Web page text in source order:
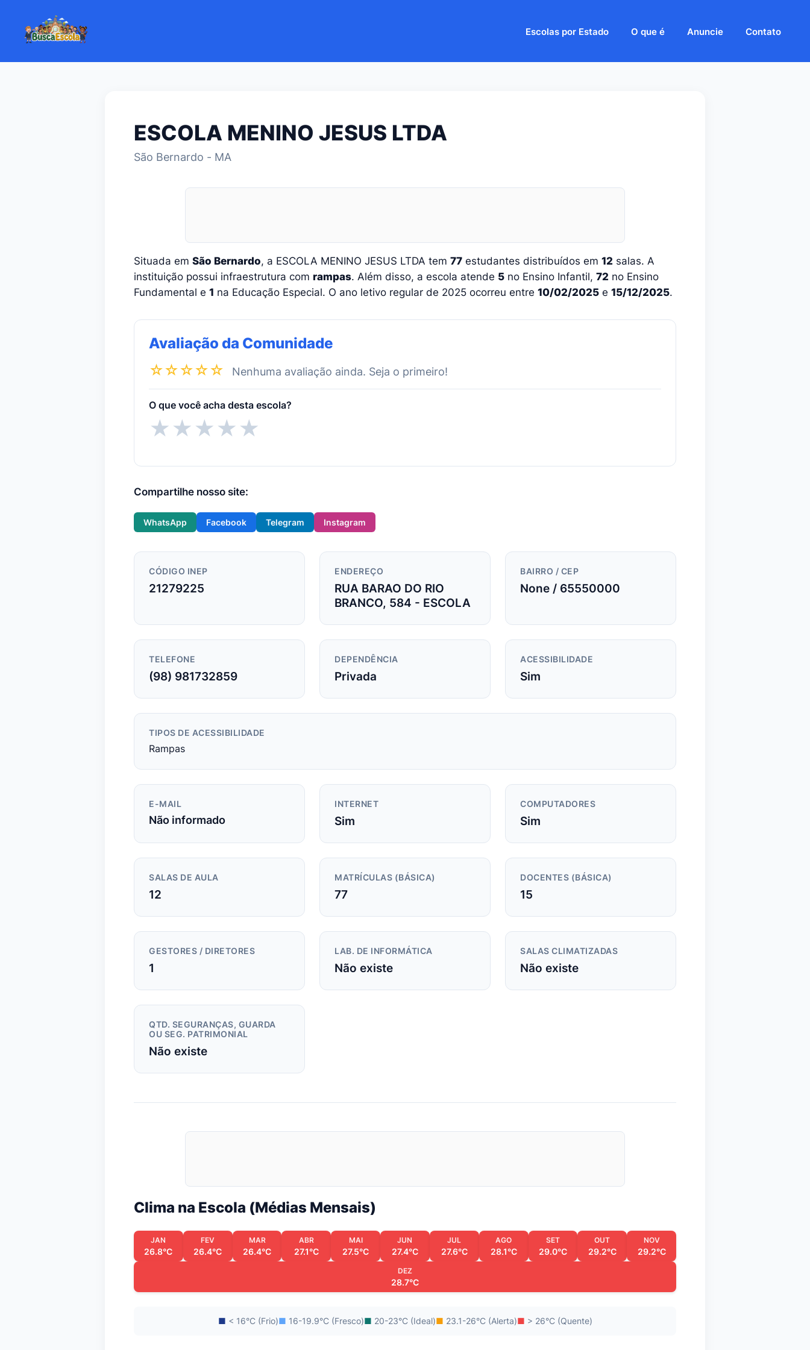
Escolas por Estado O que é Anuncie Contato
ESCOLA MENINO JESUS LTDA
São Bernardo - MA
Situada em São Bernardo, a ESCOLA MENINO JESUS LTDA tem 77 estudantes distribuídos em 12 salas. A
instituição possui infraestrutura com rampas. Além disso, a escola atende 5 no Ensino Infantil, 72 no Ensino
Fundamental e 1 na Educação Especial. O ano letivo regular de 2025 ocorreu entre 10/02/2025 e 15/12/2025.
Avaliação da Comunidade
☆☆☆☆☆
Nenhuma avaliação ainda. Seja o primeiro!
O que você acha desta escola?
★★★★★
Compartilhe nosso site:
WhatsApp Facebook Telegram Instagram
CÓDIGO INEP
21279225
ENDEREÇO
RUA BARAO DO RIO
BRANCO, 584 - ESCOLA
BAIRRO / CEP
None / 65550000
TELEFONE
(98) 981732859
DEPENDÊNCIA
Privada
ACESSIBILIDADE
Sim
TIPOS DE ACESSIBILIDADE
Rampas
E-MAIL
Não informado
INTERNET
Sim
COMPUTADORES
Sim
SALAS DE AULA
12
MATRÍCULAS (BÁSICA)
77
DOCENTES (BÁSICA)
15
GESTORES / DIRETORES
1
LAB. DE INFORMÁTICA
Não existe
SALAS CLIMATIZADAS
Não existe
QTD. SEGURANÇAS, GUARDA
OU SEG. PATRIMONIAL
Não existe
Clima na Escola (Médias Mensais)
JAN
26.8°C
FEV
26.4°C
MAR
26.4°C
ABR
27.1°C
MAI
27.5°C
JUN
27.4°C
JUL
27.6°C
AGO
28.1°C
SET
29.0°C
OUT
29.2°C
NOV
29.2°C
DEZ
28.7°C
■ < 16°C (Frio)■ 16-19.9°C (Fresco)■ 20-23°C (Ideal)■ 23.1-26°C (Alerta)■ > 26°C (Quente)